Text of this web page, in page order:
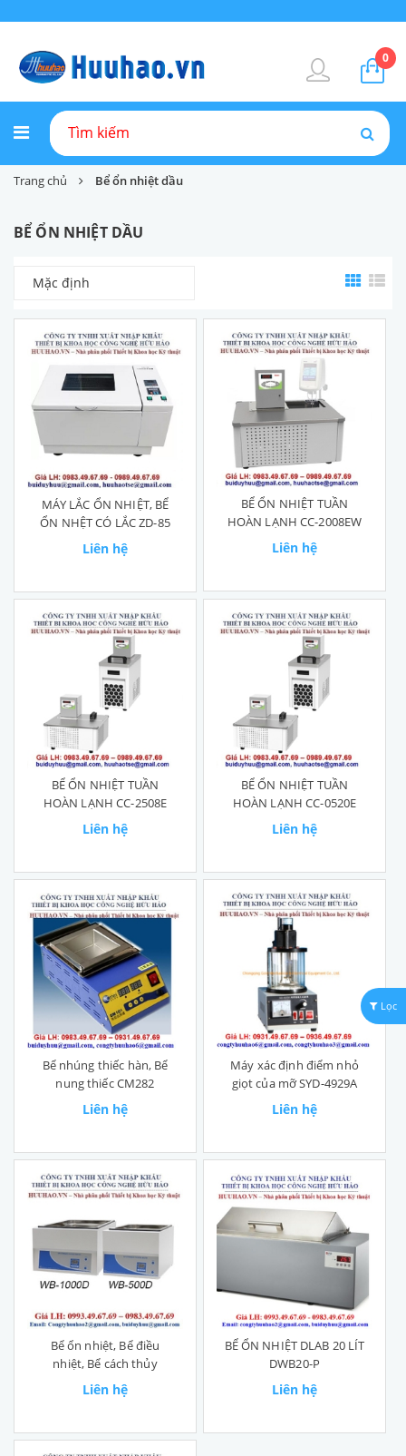
0
Trang chủ Bể ổn nhiệt dầu
BỂ ỔN NHIỆT DẦU
Mặc định
MÁY LẮC ỔN NHIỆT, BỂ
ỔN NHỆT CÓ LẮC ZD-85
Liên hệ
BỂ ỔN NHIỆT TUẦN
HOÀN LẠNH CC-2008EW
Liên hệ
BỂ ỔN NHIỆT TUẦN
HOÀN LẠNH CC-2508E
Liên hệ
BỂ ỔN NHIỆT TUẦN
HOÀN LẠNH CC-0520E
Liên hệ
Bể nhúng thiếc hàn, Bể
nung thiếc CM282
Liên hệ
Máy xác định điểm nhỏ
giọt của mỡ SYD-4929A
Liên hệ
Bể ổn nhiệt, Bể điều
nhiệt, Bể cách thủy
Liên hệ
BỂ ỔN NHIỆT DLAB 20 LÍT
DWB20-P
Liên hệ
Lọc